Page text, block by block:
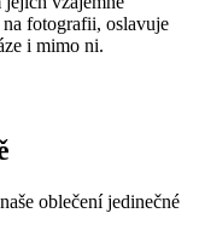
fotografii, oslavuje
i mimo ni.
oblečení jedinečné